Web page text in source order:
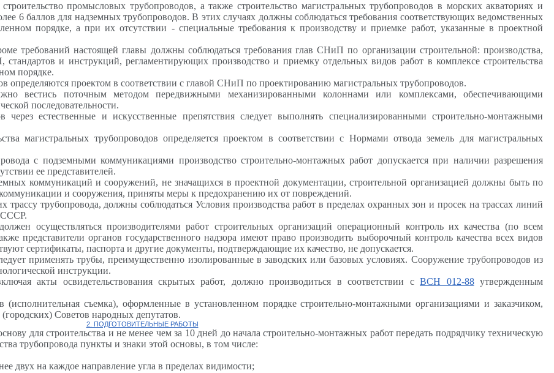
промысловых трубопроводов, а также строительство магистральных трубопроводов в морских акваториях и
6 баллов для надземных трубопроводов. В этих случаях должны соблюдаться требования соответствующих ведомственных
порядке, а при их отсутствии - специальные требования к производству и приемке работ, указанные в проектной
требований настоящей главы должны соблюдаться требования главСНиП по организации строительной: производства,
, стандартов и инструкций, регламентирующих производство и приемку отдельных видов работ в комплексе строительства
порядке.
определяются проектом в соответствии с главой СНиП по проектированию магистральных трубопроводов.
вестись поточным методом передвижными механизированными колоннами или комплексами, обеспечивающими
последовательности.
естественные и искусственные препятствия следует выполнять специализированными строительно-монтажными
магистральных трубопроводов определяется проектом в соответствии с Нормами отвода земель для магистральных
с подземными коммуникациями производство строительно-монтажных работ допускается при наличии разрешения
ее представителей.
коммуникаций и сооружений, не значащихся в проектной документации, строительной организацией должны быть по
и сооружения, приняты меры к предохранению их от повреждений.
трубопровода, должны соблюдаться Условия производства работ в пределах охранных зон и просек на трассах линий
СССР.
осуществляться производителями работ строительных организаций операционный контроль их качества (по всем
представители органов государственного надзора имеют право производить выборочный контроль качества всех видов
сертификаты, паспорта и другие документы, подтверждающие их качество, не допускается.
применять трубы, преимущественно изолированные в заводских или базовых условиях. Сооружение трубопроводов из
инструкции.
акты освидетельствования скрытых работ, должно производиться в соответствии сВСН 012-88 утвержденным
съемка), оформленные в установленном порядке строительно-монтажными организациями и заказчиком,
Советов народных депутатов.
2. ПОДГОТОВИТЕЛЬНЫЕ РАБОТЫ
для строительства и не менее чем за 10 дней до начала строительно-монтажных работ передать подрядчику техническую
трубопровода пункты и знаки этой основы, в том числе:
двух на каждое направление угла в пределах видимости;